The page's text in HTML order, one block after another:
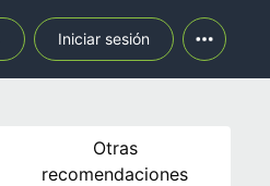
Iniciar sesión
Otras
recomendaciones